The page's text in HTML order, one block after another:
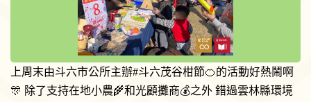
上周末由斗六市公所主辦#斗六茂谷柑節🍊的活動好熱鬧啊
🎊 除了支持在地小農🌾和光顧攤商💰之外 錯過雲林縣環境